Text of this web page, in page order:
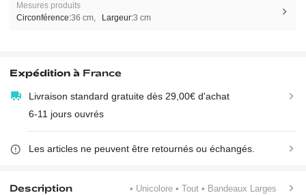
Mesures produits
Circonférence:36 cm Largeur:3 cm
Expédition à France
Livraison standard gratuite dès 29,00€ d'achat
6-11 jours ouvrés
Les articles ne peuvent être retournés ou échangés.
Description • Unicolore• Tout• Bandeaux Larges